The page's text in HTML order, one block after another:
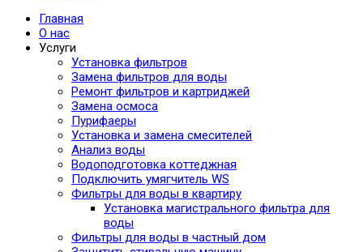
Главная
О нас
Услуги
Установка фильтров
Замена фильтров для воды
Ремонт фильтров и картриджей
Замена осмоса
Пурифаеры
Установка и замена смесителей
Анализ воды
Водоподготовка коттеджная
Подключить умягчитель WS
Фильтры для воды в квартиру
Установка магистрального фильтра для
воды
Фильтры для воды в частный дом